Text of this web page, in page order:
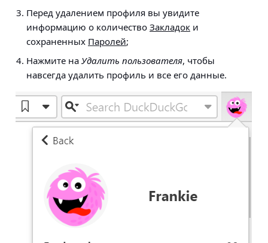
Перед удалением профиля вы увидите
информацию о количество Закладок и
сохраненных Паролей;
Нажмите на Удалить пользователя, чтобы
навсегда удалить профиль и все его данные.